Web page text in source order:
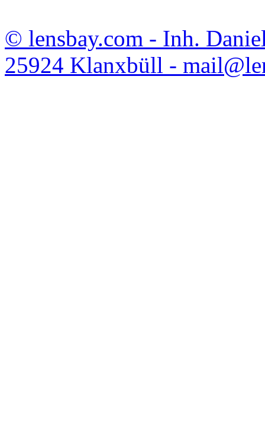
© lensbay.com - Inh.
25924 Klanxbüll -